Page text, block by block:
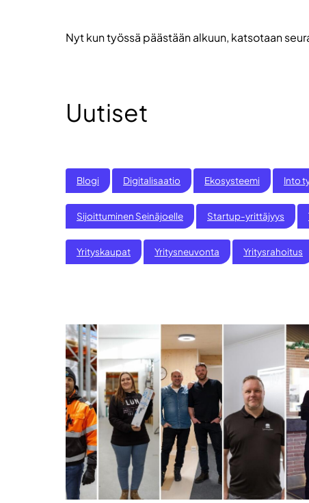
Nyt kun työssä päästään alkuun, katsotaan
Uutiset
Blogi Digitalisaatio Ekosysteemi Into
Sijoittuminen Seinäjoelle Startup-yrittäjyys
Yrityskaupat Yritysneuvonta Yritysrahoitus